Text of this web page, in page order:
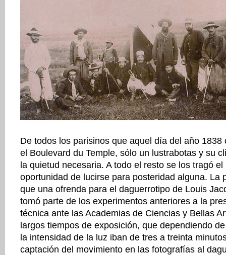
De todos los parisinos que aquel día del año 1838
el Boulevard du Temple, sólo un lustrabotas y su
la quietud necesaria. A todo el resto se los tragó
oportunidad de lucirse para posteridad alguna. La
que una ofrenda para el daguerrotipo de Louis
tomó parte de los experimentos anteriores a la
técnica ante las Academias de Ciencias y Bellas
largos tiempos de exposición, que dependiendo
la intensidad de la luz iban de tres a treinta
captación del movimiento en las fotografías al